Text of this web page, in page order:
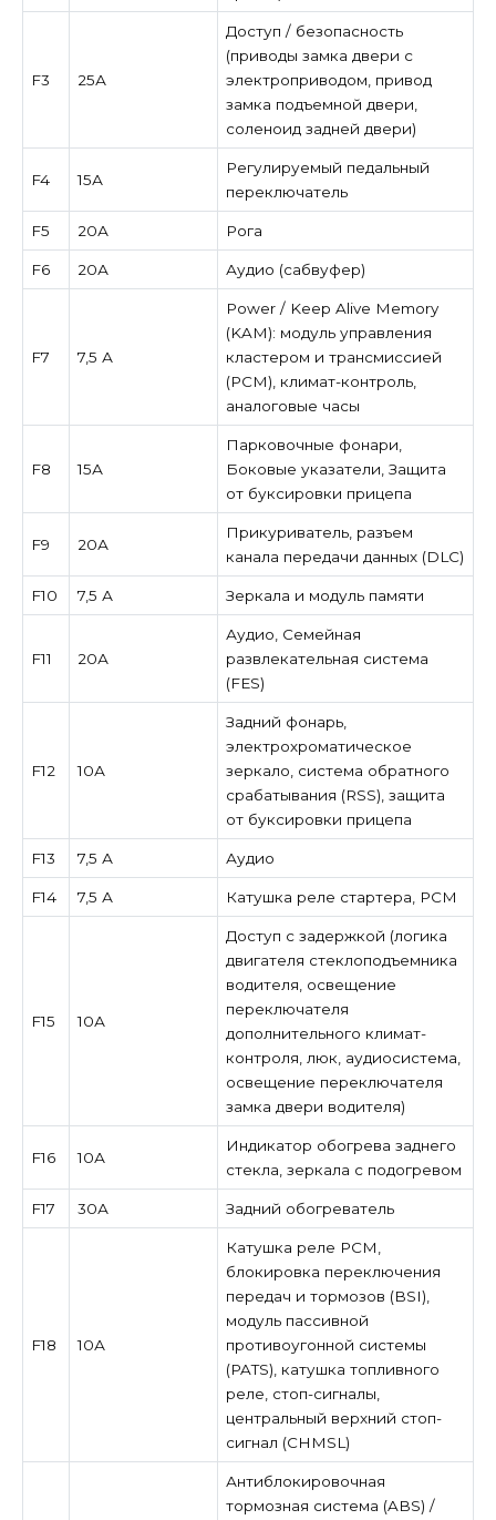
F3 25А
Доступ / безопасность
(приводы замка двери с
электроприводом, привод
замка подъемной двери,
соленоид задней двери)
F4 15А
Регулируемый педальный
переключатель
F5 20А Рога
F6 20А Аудио (сабвуфер)
F7 7,5 А
Power / Keep Alive Memory
(KAM): модуль управления
кластером и трансмиссией
(PCM), климат-контроль,
аналоговые часы
F8 15А
Парковочные фонари,
Боковые указатели, Защита
от буксировки прицепа
F9 20А
Прикуриватель, разъем
канала передачи данных (DLC)
F10 7,5 А Зеркала и модуль памяти
F11 20А
Аудио, Семейная
развлекательная система
(FES)
F12 10А
Задний фонарь,
электрохроматическое
зеркало, система обратного
срабатывания (RSS), защита
от буксировки прицепа
F13 7,5 А Аудио
F14 7,5 А Катушка реле стартера, PCM
F15 10А
Доступ с задержкой (логика
двигателя стеклоподъемника
водителя, освещение
переключателя
дополнительного климат-
контроля, люк, аудиосистема,
освещение переключателя
замка двери водителя)
F16 10А
Индикатор обогрева заднего
стекла, зеркала с подогревом
F17 30А Задний обогреватель
F18 10А
Катушка реле PCM,
блокировка переключения
передач и тормозов (BSI),
модуль пассивной
противоугонной системы
(PATS), катушка топливного
реле, стоп-сигналы,
центральный верхний стоп-
сигнал (CHMSL)
Антиблокировочная
тормозная система (ABS) /